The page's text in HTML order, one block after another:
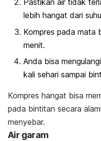
Pastikan air tidak
lebih hangat dari
Kompres pada mata
menit.
Anda bisa
kali sehari sampai
Kompres hangat bisa
pada bintitan secara
menyebar.
Air garam